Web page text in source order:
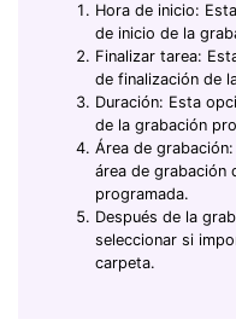
Hora de inicio:
de inicio de la
Finalizar tarea:
de finalización de
Duración: Esta
de la grabación
Área de
área de grabación
programada.
Después de la
seleccionar si
carpeta.